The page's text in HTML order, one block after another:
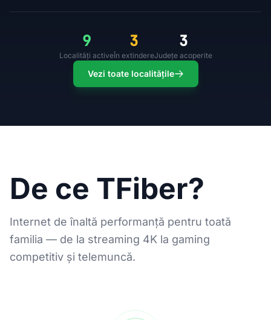
9
Localități active
3
În extindere
3
Județe acoperite
Vezi toate localitățile
De ce TFiber?
Internet de înaltă performanță pentru toată
familia — de la streaming 4K la gaming
competitiv și telemuncă.